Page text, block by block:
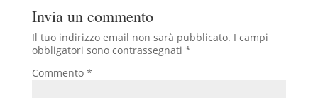
Invia un commento
Il tuo indirizzo email non sarà pubblicato. I campi
obbligatori sono contrassegnati *
Commento *